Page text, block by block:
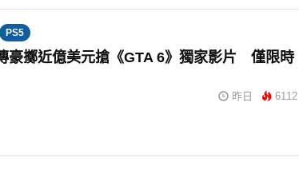
PS5
豪擲近億美元搶《GTA 6》獨家影片 僅限時
昨日 6112